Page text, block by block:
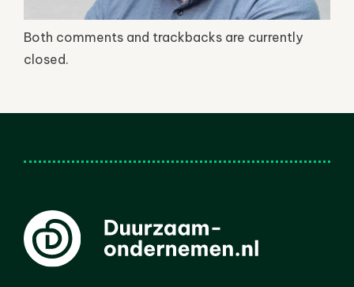
Both comments and trackbacks are currently
closed.